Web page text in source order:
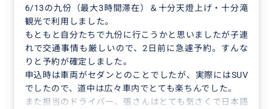
6/13の九份（最大3時間滞在）＆十分天燈上げ・十分滝
観光で利用しました。
もともと自分たちで九份に行こうかと思いましたが子連
れで交通事情も厳しいので、2日前に急遽予約。すんな
りと予約が確定しました。
申込時は車両がセダンとのことでしたが、実際にはSUV
でしたので、道中は広々車内でとても楽ちんでした。
また担当のドライバー、張さんはとても気さくで日本語